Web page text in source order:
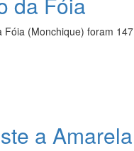
(Monchique) foram
a Amarela